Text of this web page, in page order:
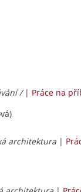
/ | Práce na
architektura |